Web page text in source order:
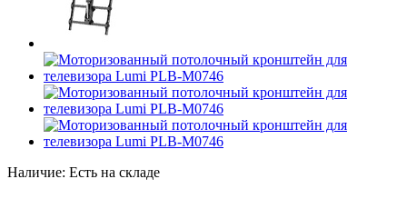
Наличие: Есть на складе